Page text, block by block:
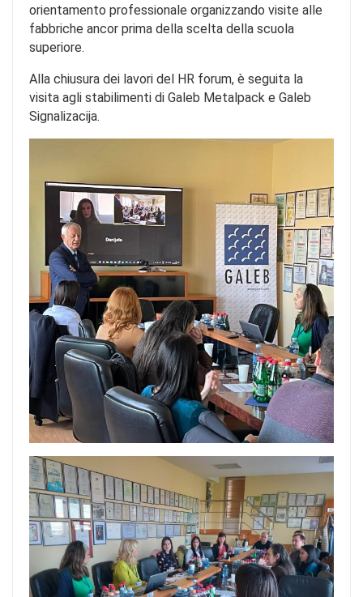
orientamento professionale organizzando visite alle
fabbriche ancor prima della scelta della scuola
superiore.
Alla chiusura dei lavori del HR forum, è seguita la
visita agli stabilimenti di Galeb Metalpack e Galeb
Signalizacija.